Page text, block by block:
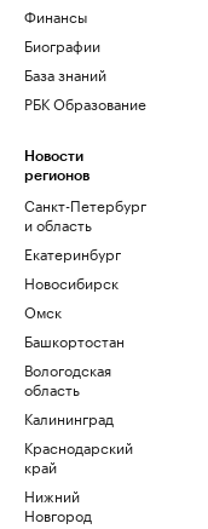
Финансы
Биографии
База знаний
РБК Образование
Новости
регионов
Санкт-Петербург
и область
Екатеринбург
Новосибирск
Омск
Башкортостан
Вологодская
область
Калининград
Краснодарский
край
Нижний
Новгород